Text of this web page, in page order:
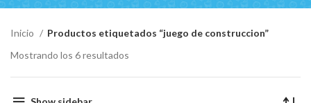
Inicio
Productos etiquetados “juego de construccion”
Mostrando los 6 resultados